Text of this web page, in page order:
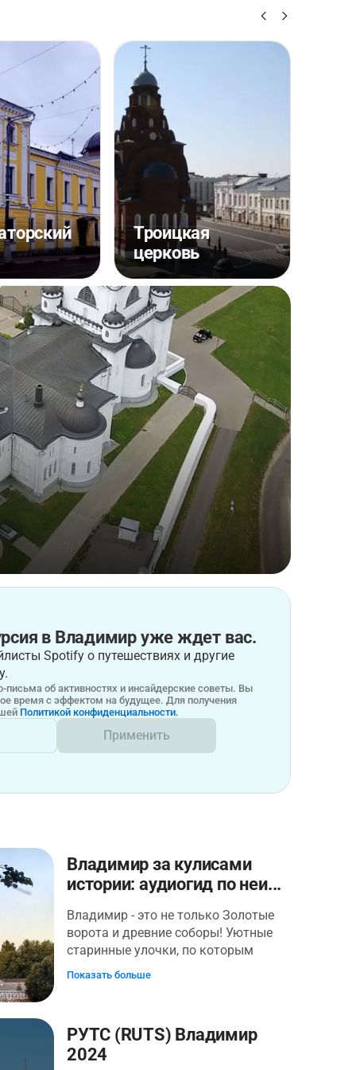
Троицкая
церковь
в Владимир уже ждет вас.
Spotify о путешествиях и другие
об активностях и инсайдерские советы. Вы
время с эффектом на будущее. Для получения
Политикой конфиденциальности.
Применить
Владимир за кулисами
истории: аудиогид по неи...
Владимир - это не только Золотые
ворота и древние соборы! Уютные
старинные улочки, по которым
пройдет наше аудиопутешествие,
станет вам не случайным знакомым,
а близким и понятным. Начнётся
Показать больше
РУТС (RUTS) Владимир
2024